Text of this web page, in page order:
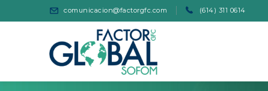
comunicacion@factorgfc.com (614) 311 0614